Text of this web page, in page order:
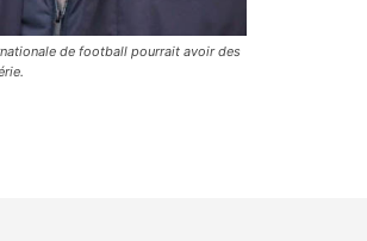
de football pourrait avoir des